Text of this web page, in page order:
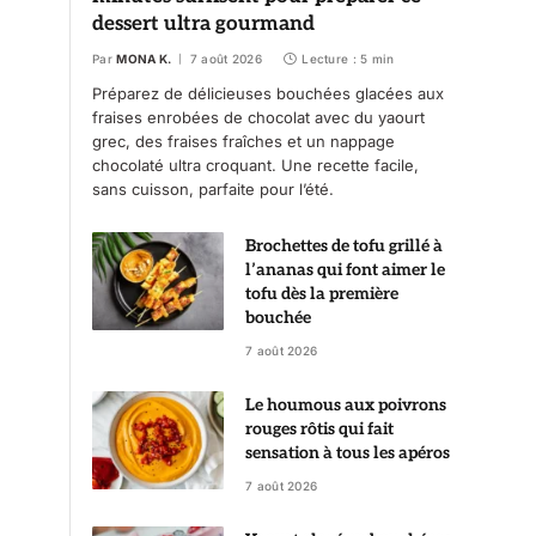
dessert ultra gourmand
Par MONA K. 7 août 2026 Lecture : 5 min
Préparez de délicieuses bouchées glacées aux
fraises enrobées de chocolat avec du yaourt
grec, des fraises fraîches et un nappage
chocolaté ultra croquant. Une recette facile,
sans cuisson, parfaite pour l’été.
Brochettes de tofu grillé à
l’ananas qui font aimer le
tofu dès la première
bouchée
7 août 2026
Le houmous aux poivrons
rouges rôtis qui fait
sensation à tous les apéros
7 août 2026